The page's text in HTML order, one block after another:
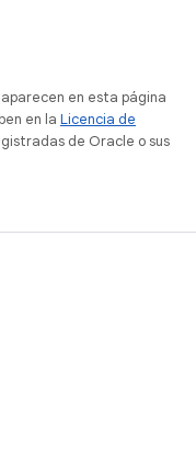
en esta página
en la Licencia de
de Oracle o sus